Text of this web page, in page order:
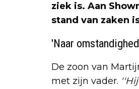
ziek is. Aan
stand van zaken
'Naar
De zoon van
met zijn vader.